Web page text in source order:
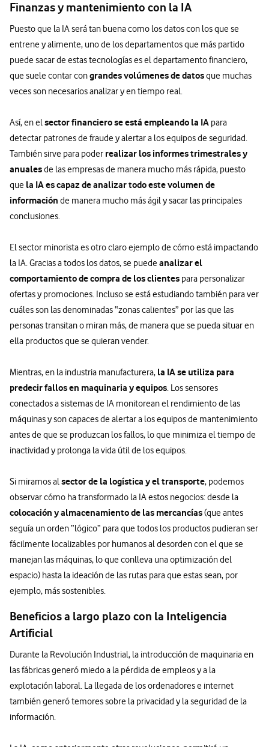
Finanzas y mantenimiento con la IA
Puesto que la IA será tan buena como los datos con los que se
entrene y alimente, uno de los departamentos que más partido
puede sacar de estas tecnologías es el departamento financiero,
que suele contar congrandes volúmenes de datosque muchas
veces son necesarios analizar y en tiempo real.
Así, en elsector financiero se está empleando la IA para
detectar patrones de fraude y alertar a los equipos de seguridad.
También sirve para poder realizar los informes trimestrales y
anualesde las empresas de manera mucho más rápida, puesto
que la IA es capaz de analizar todo este volumen de
información de manera mucho más ágil y sacar las principales
conclusiones.
El sector minorista es otro claro ejemplo de cómo está impactando
la IA. Gracias a todos los datos, se puedeanalizar el
comportamiento de compra de los clientes para personalizar
ofertas y promociones. Incluso se está estudiando también para ver
cuáles son las denominadas “zonas calientes” por las que las
personas transitan o miran más, de manera que se pueda situar en
ella productos que se quieran vender.
Mientras, en la industria manufacturera, la IA se utiliza para
predecir fallos en maquinaria y equipos. Los sensores
conectados a sistemas de IA monitorean el rendimiento de las
máquinas y son capaces de alertar a los equipos de mantenimiento
antes de que se produzcan los fallos, lo que minimiza el tiempo de
inactividad y prolonga la vida útil de los equipos.
Si miramos alsector de la logística y el transporte, podemos
observar cómo ha transformado la IA estos negocios: desde la
colocación y almacenamiento de las mercancías(que antes
seguía un orden “lógico” para que todos los productos pudieran ser
fácilmente localizables por humanos al desorden con el que se
manejan las máquinas, lo que conlleva una optimización del
espacio) hasta la ideación de las rutas para que estas sean, por
ejemplo, más sostenibles.
Beneficios a largo plazo con la Inteligencia
Artificial
Durante la Revolución Industrial, la introducción de maquinaria en
las fábricas generó miedo a la pérdida de empleos y a la
explotación laboral. La llegada de los ordenadores e internet
también generó temores sobre la privacidad y la seguridad de la
información.